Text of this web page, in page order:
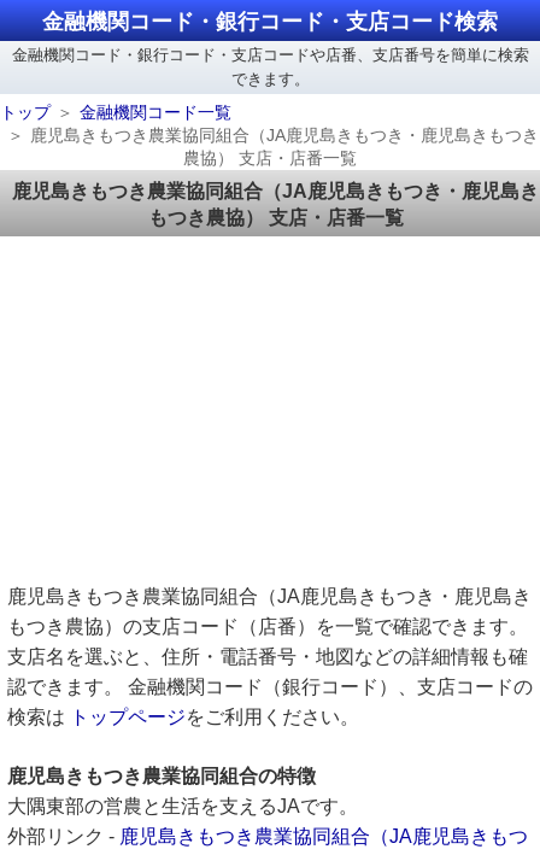
金融機関コード・銀行コード・支店コード検索
金融機関コード・銀行コード・支店コードや店番、支店番号を簡単に検索
できます。
トップ
金融機関コード一覧
鹿児島きもつき農業協同組合（JA鹿児島きもつき・鹿児島きもつき
農協） 支店・店番一覧
鹿児島きもつき農業協同組合（JA鹿児島きもつき・鹿児島き
もつき農協） 支店・店番一覧
鹿児島きもつき農業協同組合（JA鹿児島きもつき・鹿児島き
もつき農協）の支店コード（店番）を一覧で確認できます。
支店名を選ぶと、住所・電話番号・地図などの詳細情報も確
認できます。 金融機関コード（銀行コード）、支店コードの
検索は
トップページをご利用ください。
鹿児島きもつき農業協同組合の特徴
大隅東部の営農と生活を支えるJAです。
外部リンク - 鹿児島きもつき農業協同組合（JA鹿児島きもつ